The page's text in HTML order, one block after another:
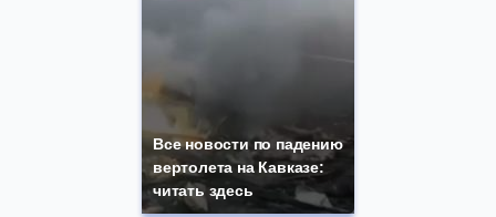
Все новости по падению
вертолета на Кавказе:
читать здесь